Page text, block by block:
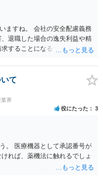
ますね。 会社の安全配慮義務
退職した場合の逸失利益や精
することになるでしょう。 傷
て
界
役にたった 3
。 医療機器として承認番号が
れば、薬機法に触れるでしょ